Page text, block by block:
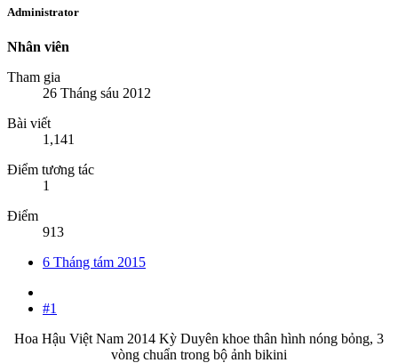
Administrator
Nhân viên
Tham gia
26 Tháng sáu 2012
Bài viết
1,141
Điểm tương tác
1
Điểm
913
6 Tháng tám 2015
#1
Hoa Hậu Việt Nam 2014 Kỳ Duyên khoe thân hình nóng bỏng, 3
vòng chuẩn trong bộ ảnh bikini